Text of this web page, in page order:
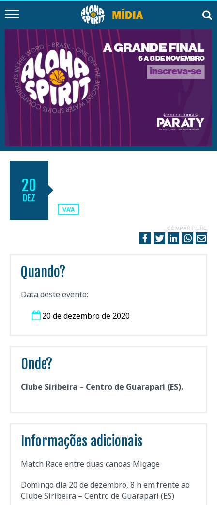
20
DEZ
VA'A
COMPARTILHE
Quando?
Data deste evento:
20 de dezembro de 2020
Onde?
Clube Siribeira – Centro de Guarapari (ES).
Informações adicionais
Match Race entre duas canoas Migage
Domingo dia 20 de dezembro, 8 h em frente ao
Clube Siribeira – Centro de Guarapari (ES)